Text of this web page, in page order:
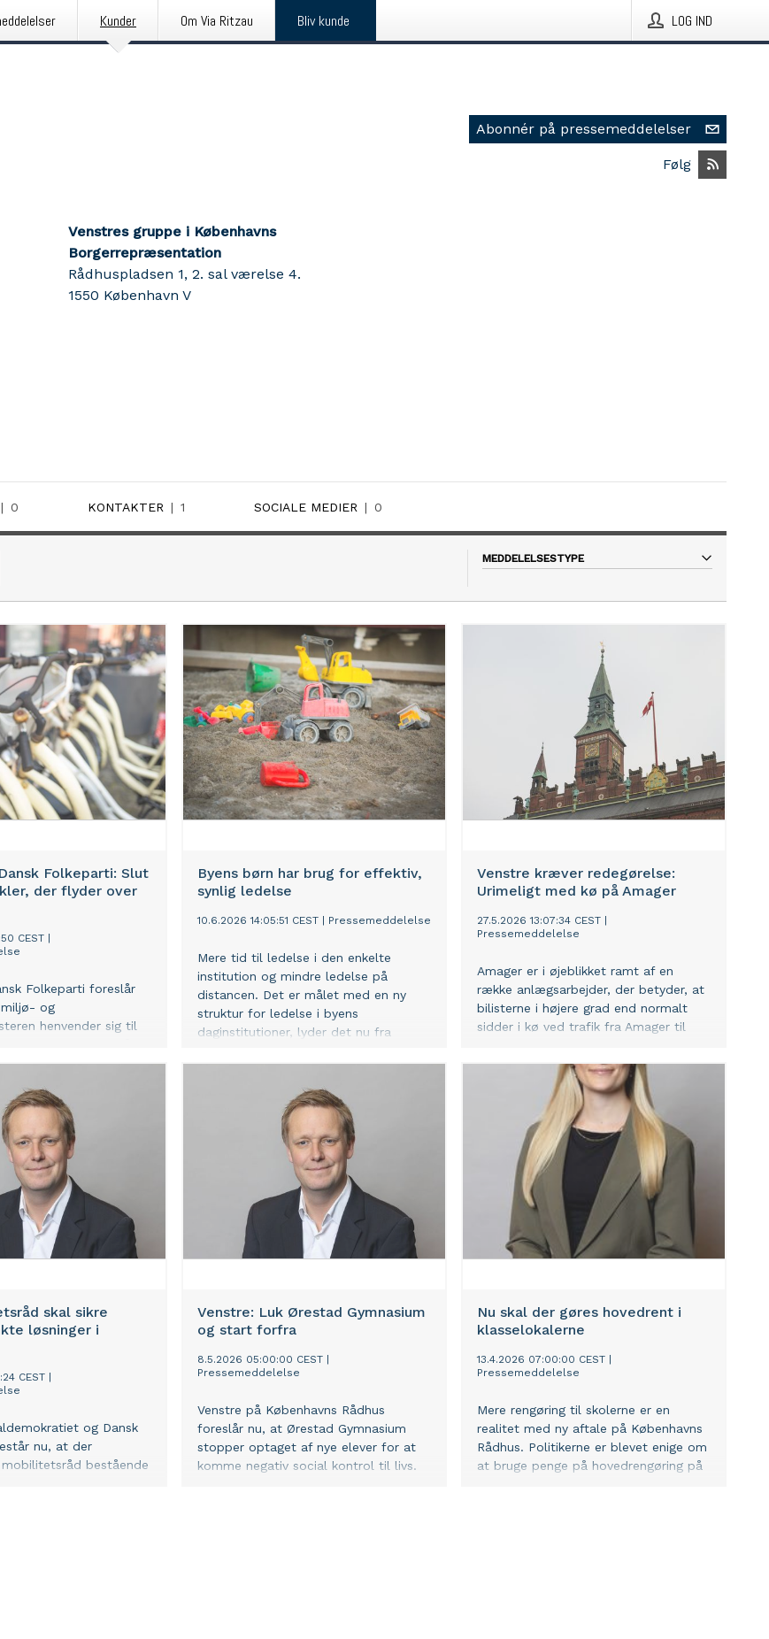
Kunder Om Via Ritzau Bliv kunde LOG IND
Abonnér på pressemeddelelser
Følg
Venstres gruppe i Københavns
Borgerrepræsentation
Rådhuspladsen 1, 2. sal værelse 4.
1550 København V
0 KONTAKTER 1 SOCIALE MEDIER 0
MEDDELELSESTYPE
Folkeparti: Slut
der flyder over
CEST
Folkeparti foreslår
og
henvender sig til
udfordringer med
Byens børn har brug for effektiv,
synlig ledelse
10.6.2026 14:05:51 CEST Pressemeddelelse
Mere tid til ledelse i den enkelte
institution og mindre ledelse på
distancen. Det er målet med en ny
struktur for ledelse i byens
daginstitutioner, lyder det nu fra
Venstre kræver redegørelse:
Urimeligt med kø på Amager
27.5.2026 13:07:34 CEST
Pressemeddelelse
Amager er i øjeblikket ramt af en
række anlægsarbejder, der betyder, at
bilisterne i højere grad end normalt
sidder i kø ved trafik fra Amager til
skyldes manglende hensyn til
borgernes behov, lyder det fra
sundheds- og omsorgsborgmester
Jens-Kristian Lütken (V), der har bedt
forvaltningen om en redegørelse for
situationen.
skal sikre
løsninger i
CEST
og Dansk
nu, at der
bestående
Venstre: Luk Ørestad Gymnasium
og start forfra
8.5.2026 05:00:00 CEST
Pressemeddelelse
Venstre på Københavns Rådhus
foreslår nu, at Ørestad Gymnasium
stopper optaget af nye elever for at
komme negativ social kontrol til livs.
Nu skal der gøres hovedrent i
klasselokalerne
13.4.2026 07:00:00 CEST
Pressemeddelelse
Mere rengøring til skolerne er en
realitet med ny aftale på Københavns
Rådhus. Politikerne er blevet enige om
at bruge penge på hovedrengøring på